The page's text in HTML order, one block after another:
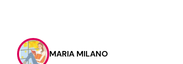
Contattaci
PubblicitàMARIA MILANO